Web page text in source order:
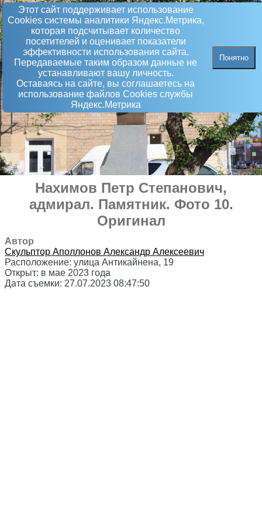
Этот сайт поддерживает использование
Сookies системы аналитики Яндекс.Метрика,
которая подсчитывает количество
посетителей и оценивает показатели
эффективности использования сайта.
Передаваемые таким образом данные не
устанавливают вашу личность.
Оставаясь на сайте, вы соглашаетесь на
использование файлов Сookies службы
Яндекс.Метрика
Понятно
Нахимов Петр Степанович,
адмирал. Памятник. Фото 10.
Оригинал
Автор
Скульптор Аполлонов Александр Алексеевич
Расположение: улица Антикайнена, 19
Открыт: в мае 2023 года
Дата съемки: 27.07.2023 08:47:50